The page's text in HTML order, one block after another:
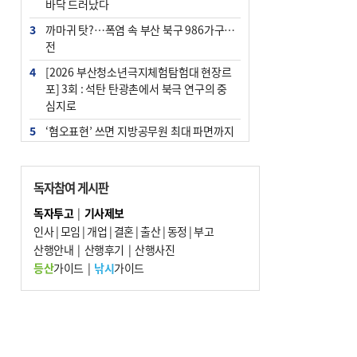
바닥 드러났다
3
까마귀 탓?…폭염 속 부산 북구 986가구 정
전
4
[2026 부산청소년극지체험탐험대 현장르
포] 3회 : 석탄 탄광촌에서 북극 연구의 중
심지로
5
‘혐오표현’ 쓰면 지방공무원 최대 파면까지
담 메모 제출
7
[속보] 부산·김해·울주 ‘경계 단계’…전국
48개 시군 가뭄
8
부산·울산·경남 폭염 속 소나기·비…무더
위는 지속
독자참여 게시판
독자투고| 기사제보
인사|모임 | 개업 | 결혼|출산|동정 |부고
산행안내 | 산행후기 | 산행사진
등산가이드| 낚시가이드